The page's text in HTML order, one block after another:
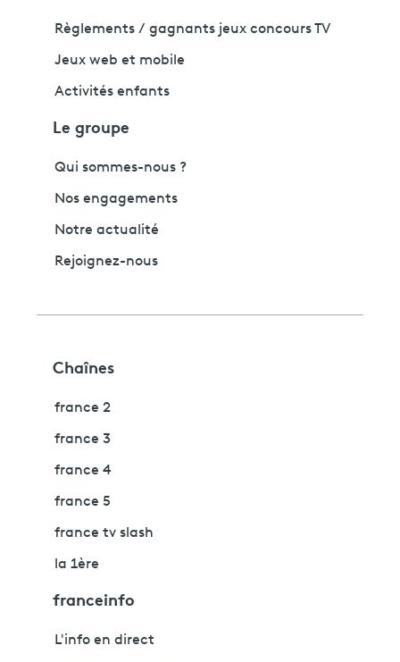
Règlements / gagnants jeux concours TV
Jeux web et mobile
Activités enfants
Le groupe
Qui sommes-nous ?
Nos engagements
Notre actualité
Rejoignez-nous
Chaînes
france 2
france 3
france 4
france 5
france tv slash
la 1ère
franceinfo
L'info en direct